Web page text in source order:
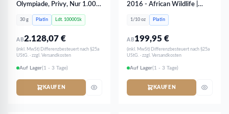
Olympiade, Privy, Nur 1.000
Stk | 30 Gramm Platin
30 g Platin Ldt. 100001k
AB2.128,07€
(inkl. MwSt) Differenzbesteuert nach §25a
UStG. · zzgl. Versandkosten
Auf Lager(1 - 3 Tage)
KAUFEN
2016 - African Wildlife |
1/10 oz Platin
1/10 oz Platin
AB 199,95€
(inkl. MwSt) Differenzbesteuert nach §25a
UStG. · zzgl. Versandkosten
Auf Lager(1 - 3 Tage)
KAUFEN